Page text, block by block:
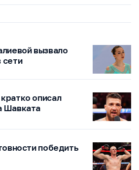
вызвало
сети
описал
Шавката
победить